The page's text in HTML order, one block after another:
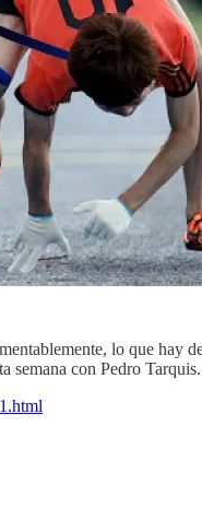
lo que hay
con Pedro